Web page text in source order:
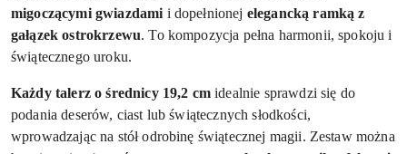
migoczącymi gwiazdami i dopełnionej elegancką ramką z
gałązek ostrokrzewu. To kompozycja pełna harmonii, spokoju i
świątecznego uroku.
Każdy talerz o średnicy 19,2 cmidealnie sprawdzi się do
podania deserów, ciast lub świątecznych słodkości,
wprowadzając na stół odrobinę świątecznej magii. Zestaw można